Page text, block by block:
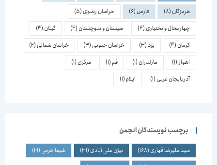
هرمزگان(8) فارس(6) خراسان رضوی(5)
چهارمحال و بختیاری(4) سیستان و بلوچستان(4) گیلان(4)
کرمان(4)
(3) خراسان جنوبی(3) خراسان شمالی(2)
اهواز(1) مازندران(1)
(1) مرکزی(1)
آذربایجان غربی(1) ایلام(1)
برچسب نویسندگان انجمن
سید علیرضا قهاری(168) بیژن علی آبادی(31) شیما خرمی(21)